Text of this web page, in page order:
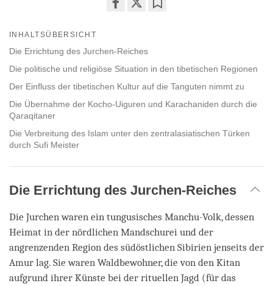
facebook
INHALTSÜBERSICHT
Die Errichtung des Jurchen-Reiches
Die politische und religiöse Situation in den tibetischen Regionen
Der Einfluss der tibetischen Kultur auf die Tanguten nimmt zu
Die Übernahme der Kocho-Uiguren und Karachaniden durch die
Qaraqitaner
Die Verbreitung des Islam unter den zentralasiatischen Türken
durch Sufi Meister
Die Errichtung des Jurchen-Reiches
Die Jurchen waren ein tungusisches Manchu-Volk, dessen
Heimat in der nördlichen Mandschurei und der
angrenzenden Region des südöstlichen Sibirien jenseits der
Amur lag. Sie waren Waldbewohner, die von den Kitan
aufgrund ihrer Künste bei der rituellen Jagd (für das